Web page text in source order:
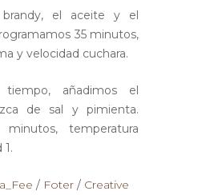
brandy, el aceite y el
35 minutos,
y velocidad cuchara.
tiempo, añadimos el
de sal y pimienta.
temperatura
1.
/ Foter / Creative